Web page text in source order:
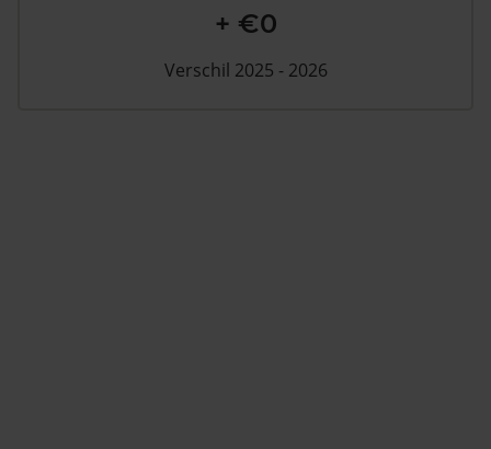
+ €0
Verschil 2025 - 2026